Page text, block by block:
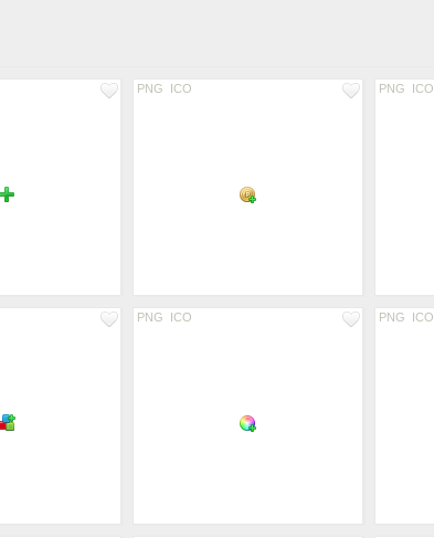
PNG ICO PNG ICO
PNG ICO PNG ICO